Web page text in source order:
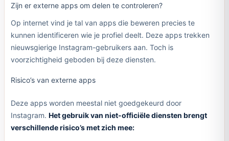
Zijn er externe apps om delen te controleren?
Op internet vind je tal van apps die beweren precies te
kunnen identificeren wie je profiel deelt. Deze apps trekken
nieuwsgierige Instagram-gebruikers aan. Toch is
voorzichtigheid geboden bij deze diensten.
Risico’s van externe apps
Deze apps worden meestal niet goedgekeurd door
Instagram. Het gebruik van niet-officiële diensten brengt
verschillende risico’s met zich mee: